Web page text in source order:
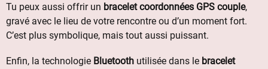
Tu peux aussi offrir un bracelet coordonnées GPS couple,
gravé avec le lieu de votre rencontre ou d’un moment fort.
C’est plus symbolique, mais tout aussi puissant.
Enfin, la technologie Bluetooth utilisée dans le bracelet